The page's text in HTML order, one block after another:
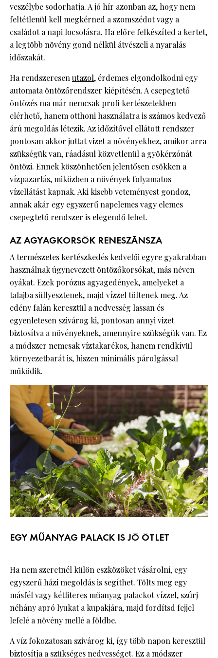
veszélybe sodorhatja. A jó hír azonban az, hogy nem
feltétlenül kell megkérned a szomszédot vagy a
családot a napi locsolásra. Ha előre felkészíted a kertet,
a legtöbb növény gond nélkül átvészeli a nyaralás
időszakát.
Ha rendszeresen utazol, érdemes elgondolkodni egy
automata öntözőrendszer kiépítésén. A csepegtető
öntözés ma már nemcsak profi kertészetekben
elérhető, hanem otthoni használatra is számos kedvező
árú megoldás létezik. Az időzítővel ellátott rendszer
pontosan akkor juttat vizet a növényekhez, amikor arra
szükségük van, ráadásul közvetlenül a gyökérzónát
öntözi. Ennek köszönhetően jelentősen csökken a
vízpazarlás, miközben a növények folyamatos
vízellátást kapnak. Aki kisebb veteményest gondoz,
annak akár egy egyszerű napelemes vagy elemes
csepegtető rendszer is elegendő lehet.
AZ AGYAGKORSÓK RENESZÁNSZA
A természetes kertészkedés kedvelői egyre gyakrabban
használnak úgynevezett öntözőkorsókat, más néven
oyákat. Ezek porózus agyagedények, amelyeket a
talajba süllyesztenek, majd vízzel töltenek meg. Az
edény falán keresztül a nedvesség lassan és
egyenletesen szivárog ki, pontosan annyi vizet
biztosítva a növényeknek, amennyire szükségük van. Ez
a módszer nemcsak víztakarékos, hanem rendkívül
környezetbarát is, hiszen minimális párolgással
működik.
EGY MŰANYAG PALACK IS JÓ ÖTLET
Ha nem szeretnél külön eszközöket vásárolni, egy
egyszerű házi megoldás is segíthet. Tölts meg egy
másfél vagy kétliteres műanyag palackot vízzel, szúrj
néhány apró lyukat a kupakjára, majd fordítsd fejjel
lefelé a növény mellé a földbe.
A víz fokozatosan szivárog ki, így több napon keresztül
biztosítja a szükséges nedvességet. Ez a módszer